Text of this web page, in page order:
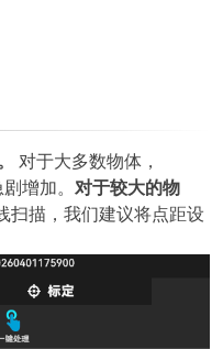
对于大多数物体，
增加。 对于较大的物
扫描，我们建议将点距设